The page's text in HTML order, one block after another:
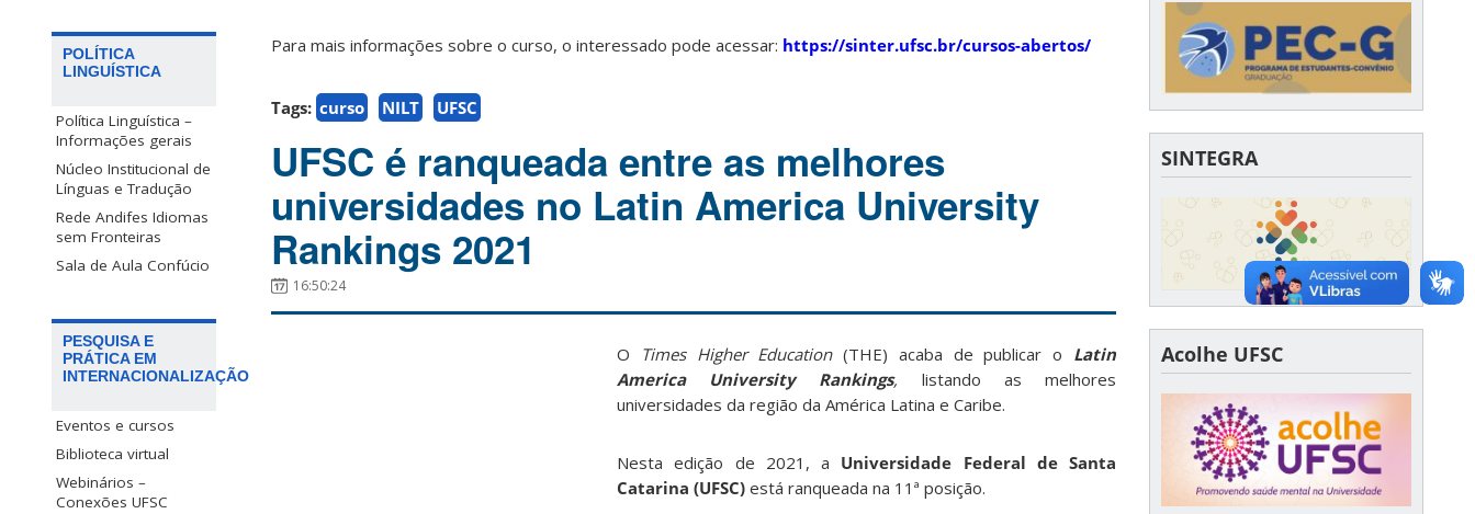
POLÍTICA
LINGUÍSTICA
Política Linguística –
Informações gerais
Núcleo Institucional de
Línguas e Tradução
Rede Andifes Idiomas
sem Fronteiras
Sala de Aula Confúcio
PESQUISA E
PRÁTICA EM
INTERNACIONALIZAÇÃO
Eventos e cursos
Biblioteca virtual
Webinários –
Conexões UFSC
Para mais informações sobre o curso, o interessado pode acessar: https://sinter.ufsc.br/cursos-abertos/
Tags: curso NILT UFSC
UFSC é ranqueada entre as melhores
universidades no Latin America University
Rankings 2021
16:50:24
O Times Higher Education(THE) acaba de publicar o Latin
America University Rankings, listando as melhores
universidades da região da América Latina e Caribe.
Nesta edição de 2021, a Universidade Federal de Santa
Catarina (UFSC) está ranqueada na 11ª posição.
SINTEGRA
Acolhe UFSC